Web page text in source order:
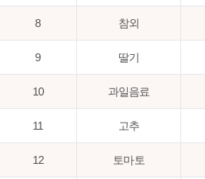
8 참외
9 딸기
10 과일음료
11 고추
12 토마토